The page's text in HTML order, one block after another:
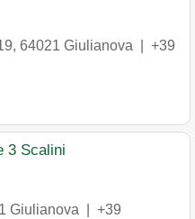
, 64021 Giulianova
+39
3 Scalini
Giulianova
+39